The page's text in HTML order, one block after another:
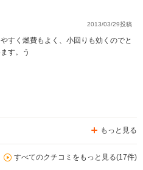
2013/03/29投稿
すく燃費もよく、小回りも効くのでと
す。う
もっと見る
すべてのクチコミをもっと見る(17件)